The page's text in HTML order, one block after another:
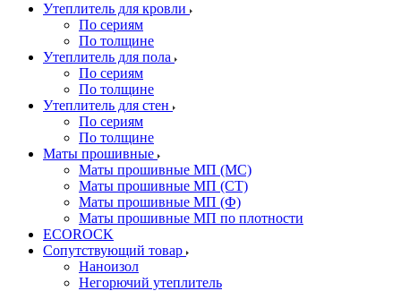
Утеплитель для кровли
По сериям
По толщине
Утеплитель для пола
По сериям
По толщине
Утеплитель для стен
По сериям
По толщине
Маты прошивные
Маты прошивные МП (МС)
Маты прошивные МП (СТ)
Маты прошивные МП (Ф)
Маты прошивные МП по плотности
ECOROCK
Сопутствующий товар
Наноизол
Негорючий утеплитель